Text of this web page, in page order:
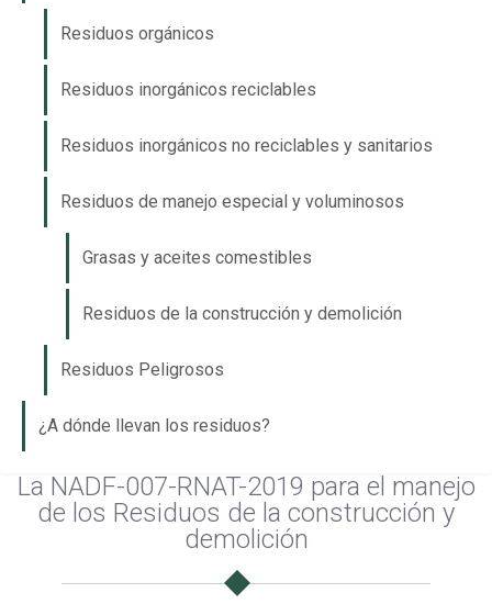
Residuos orgánicos
Residuos inorgánicos reciclables
Residuos inorgánicos no reciclables y sanitarios
Residuos de manejo especial y voluminosos
Grasas y aceites comestibles
Residuos de la construcción y demolición
Residuos Peligrosos
¿A dónde llevan los residuos?
La NADF-007-RNAT-2019 para el manejo
de los Residuos de la construcción y
demolición